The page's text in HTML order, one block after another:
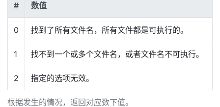
根据发生的情况，返回对应数下值。
# 数值
0 找到了所有文件名，所有文件都是可执行的。
1 找不到一个或多个文件名，或者文件名不可执行。
2 指定的选项无效。